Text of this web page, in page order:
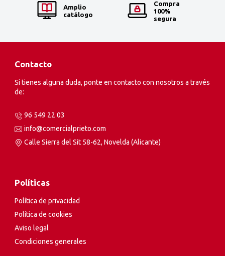
Amplio
catálogo
Compra
100%
segura
Contacto
Si tienes alguna duda, ponte en contacto con nosotros a través
de:
96 549 22 03
info@comercialprieto.com
Calle Sierra del Sit 58-62, Novelda (Alicante)
Políticas
Política de privacidad
Política de cookies
Aviso legal
Condiciones generales